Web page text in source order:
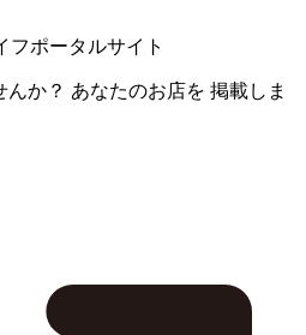
フポータルサイト
んか？ あなたのお店を 掲載しま